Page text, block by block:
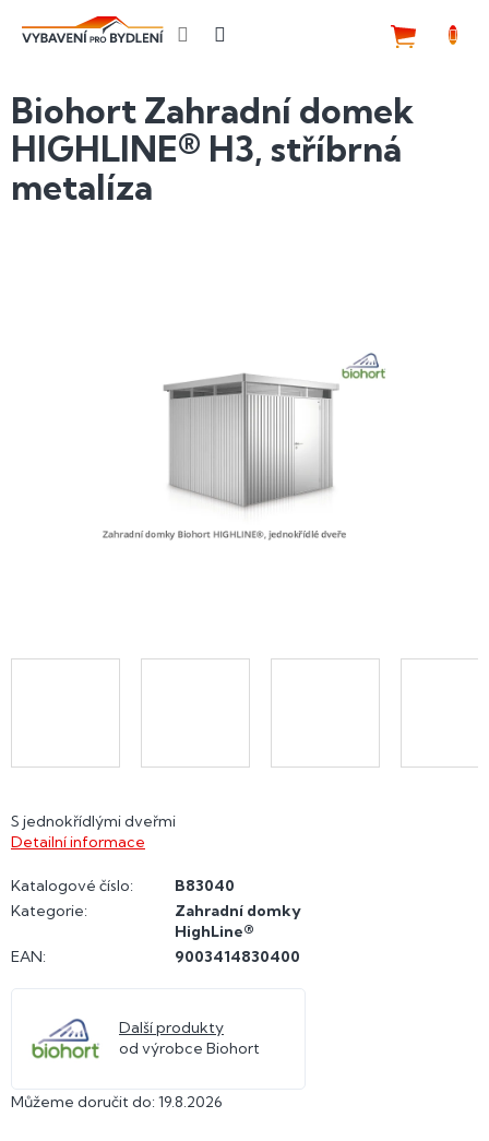
Biohort Zahradní domek
HIGHLINE® H3, stříbrná
metalíza
Můžeme doručit do: 19.8.2026
S jednokřídlými dveřmi
Detailní informace
Katalogové číslo:
B83040
Kategorie:
Zahradní domky
HighLine®
EAN: 9003414830400
Další produkty
od výrobce Biohort